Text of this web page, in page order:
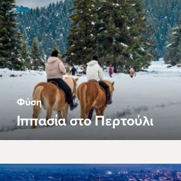
Φύση
Ιππασία στο Περτούλι